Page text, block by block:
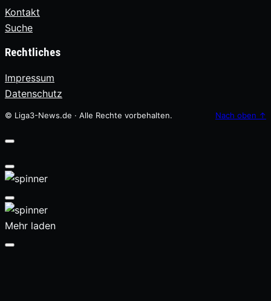
Kontakt
Suche
Rechtliches
Impressum
Datenschutz
© Liga3-News.de · Alle Rechte vorbehalten. Nach oben ↑
Mehr laden